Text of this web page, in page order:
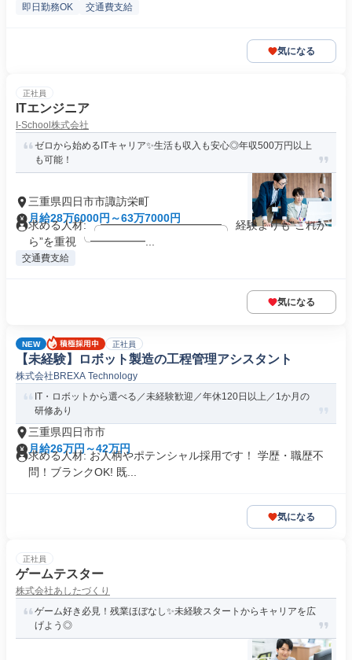
即日勤務OK 交通費支給
気になる
正社員
ITエンジニア
I-School株式会社
ゼロから始めるITキャリア✨生活も収入も安心◎年収500万円以上
も可能！
三重県四日市市諏訪栄町
月給28万6000円～63万7000円
求める人材: ╭━━━━━━━━━━━╮ 経験よりも“これか
ら”を重視 ╰━━━━━...
交通費支給
気になる
NEW 正社員
【未経験】ロボット製造の工程管理アシスタント
株式会社BREXA Technology
IT・ロボットから選べる／未経験歓迎／年休120日以上／1か月の
研修あり
三重県四日市市
月給26万円～42万円
求める人材: お人柄やポテンシャル採用です！ 学歴・職歴不
問！ブランクOK! 既...
気になる
正社員
ゲームテスター
株式会社あしたづくり
ゲーム好き必見！残業ほぼなし✨未経験スタートからキャリアを広
げよう◎